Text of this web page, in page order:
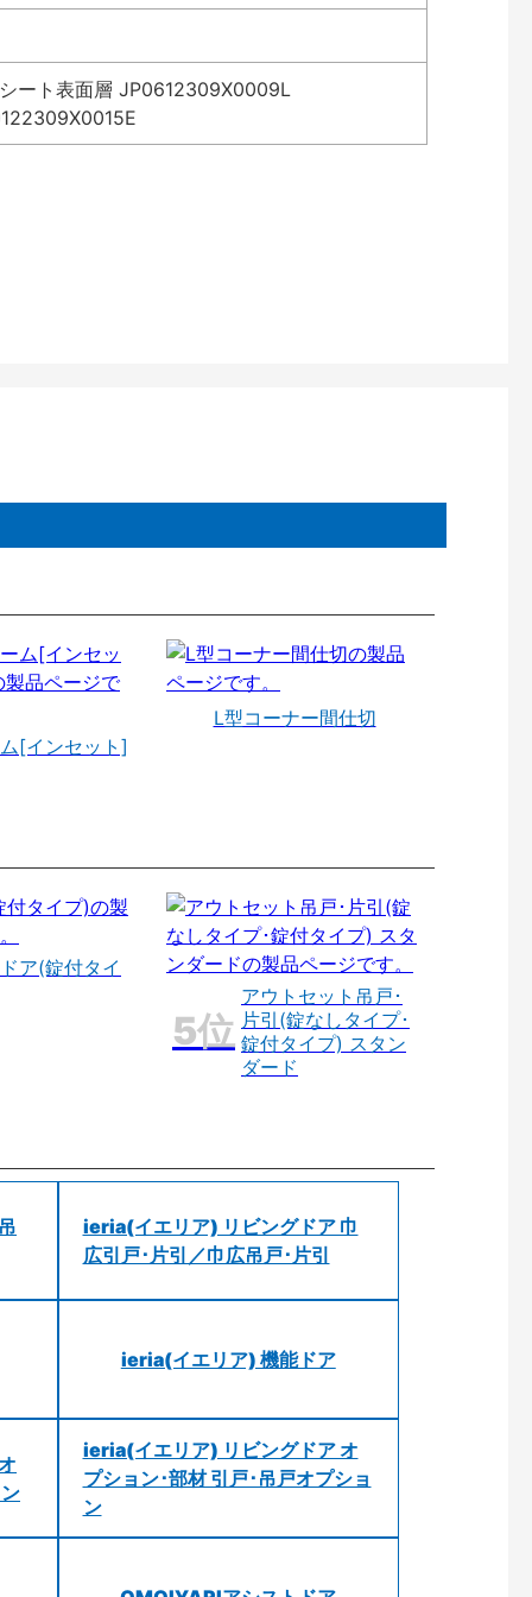
ート表面層 JP0612309X0009L
[インセット]
L型コーナー間仕切
ア(錠付タイ
アウトセット吊戸･
片引(錠なしタイプ･
錠付タイプ) スタン
ダード
ieria(イエリア) リビングドア 巾
広引戸･片引／巾広吊戸･片引
ieria(イエリア) 機能ドア
ieria(イエリア) リビングドア オ
プション･部材 引戸･吊戸オプショ
ン